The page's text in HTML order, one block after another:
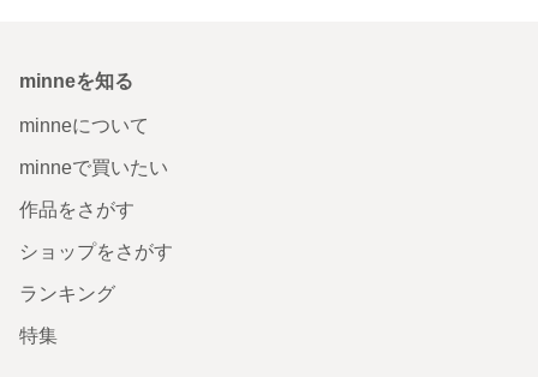
minneを知る
minneについて
minneで買いたい
作品をさがす
ショップをさがす
ランキング
特集